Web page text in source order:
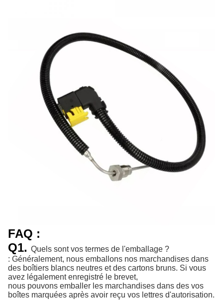
FAQ :
Q1. Quels sont vos termes de l'emballage ?
: Généralement, nous emballons nos marchandises dans
des boîtiers blancs neutres et des cartons bruns. Si vous
avez légalement enregistré le brevet,
nous pouvons emballer les marchandises dans des vos
boîtes marquées après avoir reçu vos lettres d'autorisation.